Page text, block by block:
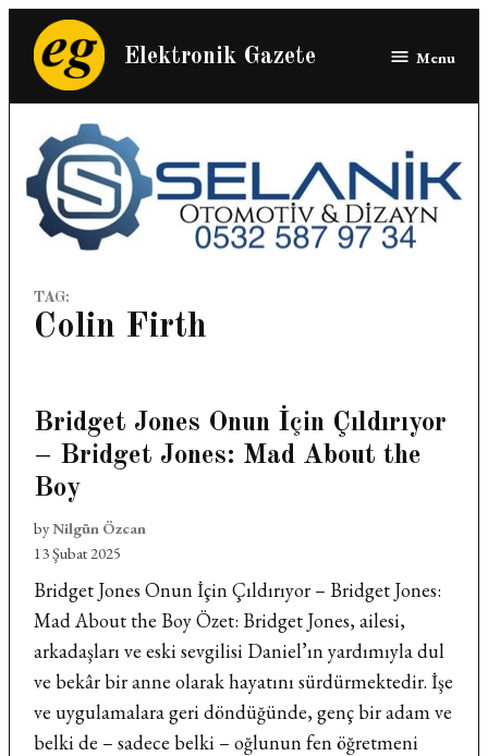
Skip
content
Elektronik Gazete Menu
TAG:
Colin Firth
Bridget Jones Onun İçin Çıldırıyor
– Bridget Jones: Mad About the
Boy
byNilgün Özcan
13 Şubat 2025
Bridget Jones Onun İçin Çıldırıyor – Bridget Jones:
Mad About the Boy Özet: Bridget Jones, ailesi,
arkadaşları ve eski sevgilisi Daniel’ın yardımıyla dul
ve bekâr bir anne olarak hayatını sürdürmektedir. İşe
ve uygulamalara geri döndüğünde, genç bir adam ve
belki de – sadece belki – oğlunun fen öğretmeni